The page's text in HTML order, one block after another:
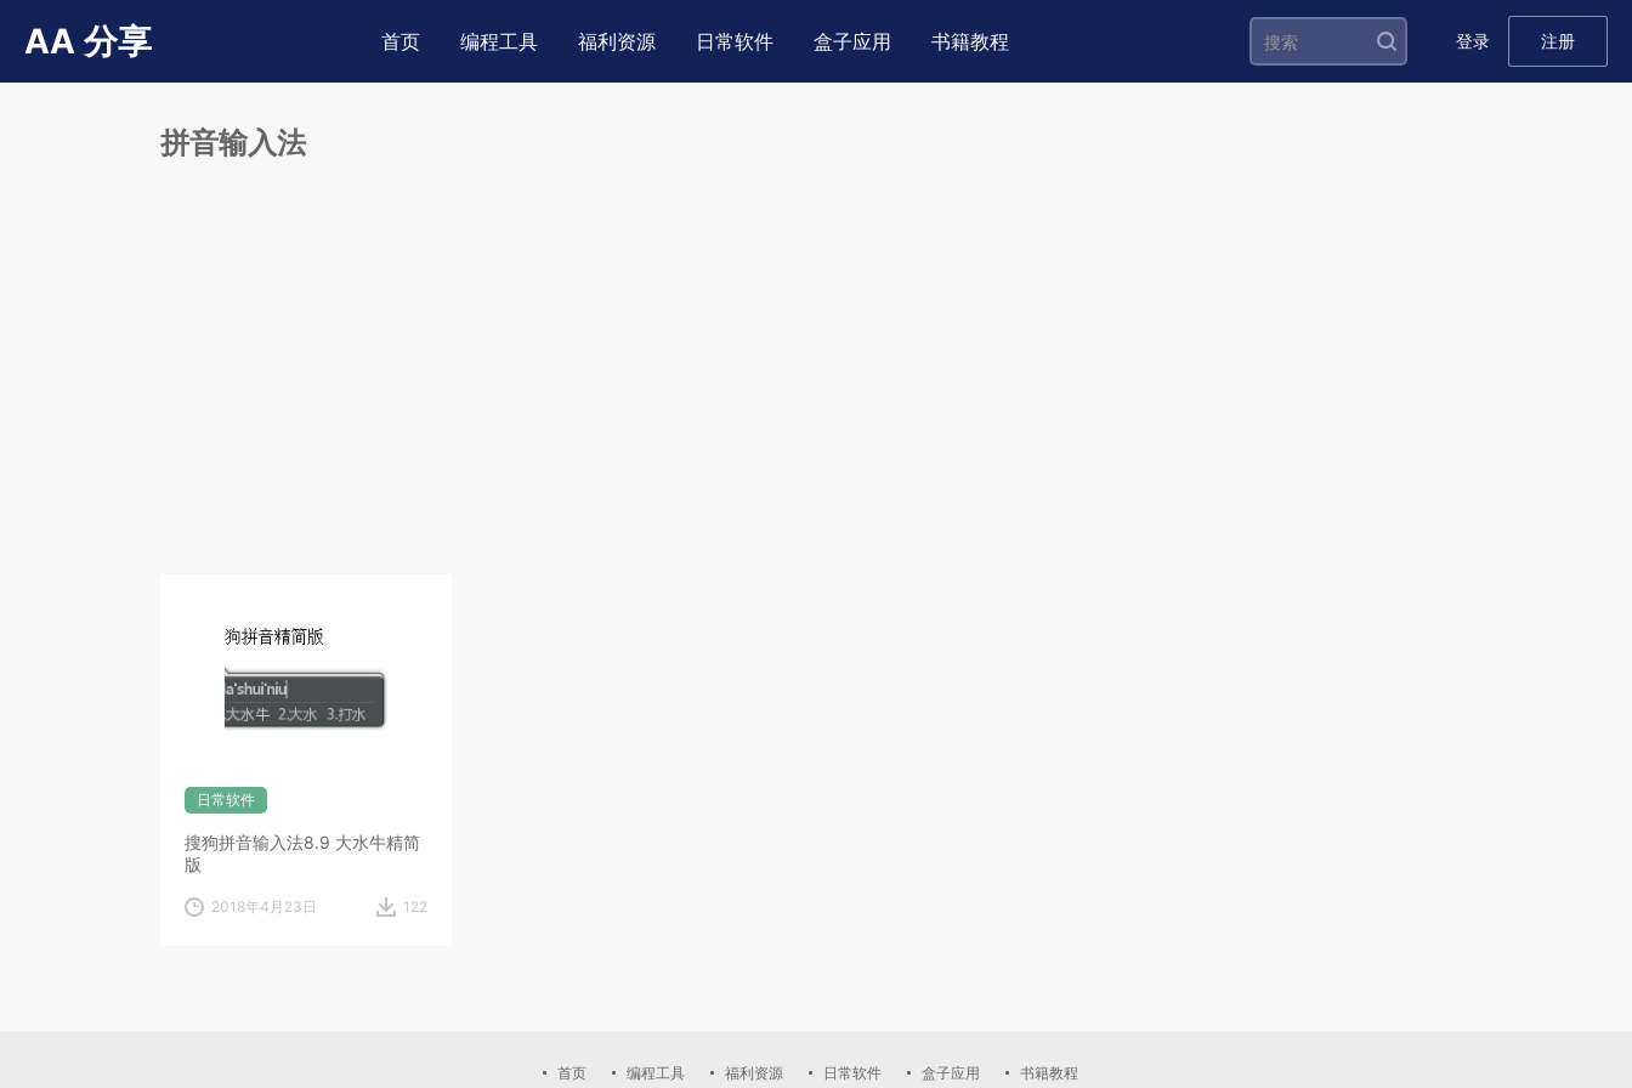
AA 分享 首页 编程工具 福利资源 日常软件 盒子应用 书籍教程 登录 注册
拼音输入法
日常软件
搜狗拼音输入法8.9 大水牛精简
版
2018年4月23日 122
首页 编程工具 福利资源 日常软件 盒子应用 书籍教程